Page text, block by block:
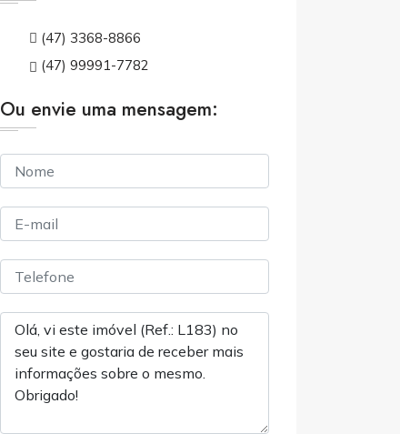
(47) 3368-8866
(47) 99991-7782
Ou envie uma mensagem: